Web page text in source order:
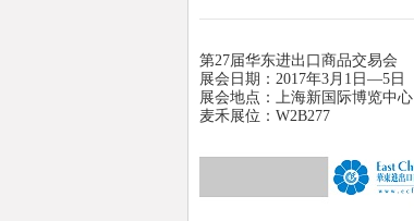
第27届华东进出口商品交易会
展会日期：2017年3月1日—5日
展会地点：上海新国际博览中心
麦禾展位：W2B277